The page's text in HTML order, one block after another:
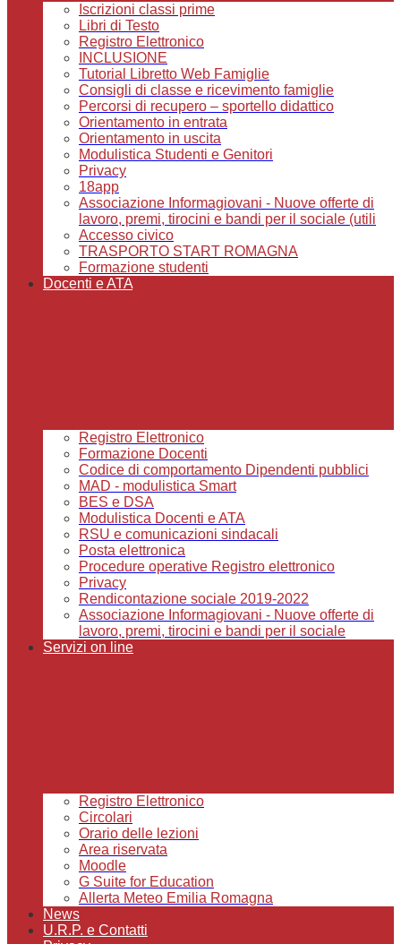
Iscrizioni classi prime
Libri di Testo
Registro Elettronico
INCLUSIONE
Tutorial Libretto Web Famiglie
Consigli di classe e ricevimento famiglie
Percorsi di recupero – sportello didattico
Orientamento in entrata
Orientamento in uscita
Modulistica Studenti e Genitori
Privacy
18app
Associazione Informagiovani - Nuove offerte di
lavoro, premi, tirocini e bandi per il sociale (utili
Accesso civico
TRASPORTO START ROMAGNA
Formazione studenti
Docenti e ATA
Registro Elettronico
Formazione Docenti
Codice di comportamento Dipendenti pubblici
MAD - modulistica Smart
BES e DSA
Modulistica Docenti e ATA
RSU e comunicazioni sindacali
Posta elettronica
Procedure operative Registro elettronico
Privacy
Rendicontazione sociale 2019-2022
Associazione Informagiovani - Nuove offerte di
lavoro, premi, tirocini e bandi per il sociale
Servizi on line
Registro Elettronico
Circolari
Orario delle lezioni
Area riservata
Moodle
G Suite for Education
Allerta Meteo Emilia Romagna
News
U.R.P. e Contatti